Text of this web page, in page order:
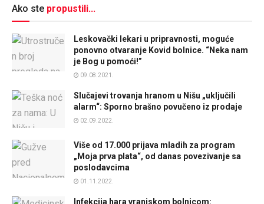
Ako ste propustili...
Leskovački lekari u pripravnosti, moguće
ponovno otvaranje Kovid bolnice. “Neka nam
je Bog u pomoći!”
09.08.2021.
Slučajevi trovanja hranom u Nišu „uključili
alarm“: Sporno brašno povučeno iz prodaje
02.09.2022.
Više od 17.000 prijava mladih za program
„Moja prva plata“, od danas povezivanje sa
poslodavcima
01.11.2022.
Infekcija hara vranjskom bolnicom: